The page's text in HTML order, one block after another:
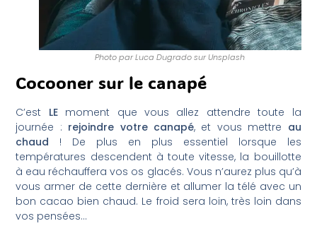
Photo par Luca Dugrado sur Unsplash
Cocooner sur le canapé
C’est LEmoment que vous allez attendre toute la
journée : rejoindre votre canapé, et vous mettre au
chaud ! De plus en plus essentiel lorsque les
températures descendent à toute vitesse, la bouillotte
à eau réchauffera vos os glacés. Vous n’aurez plus qu’à
vous armer de cette dernière et allumer la télé avec un
bon cacao bien chaud. Le froid sera loin, très loin dans
vos pensées…